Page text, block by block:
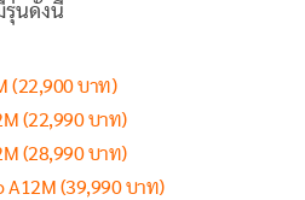
รุ่นดังนี้
(22,900 บาท)
(22,990 บาท)
(28,990 บาท)
A12M (39,990 บาท)